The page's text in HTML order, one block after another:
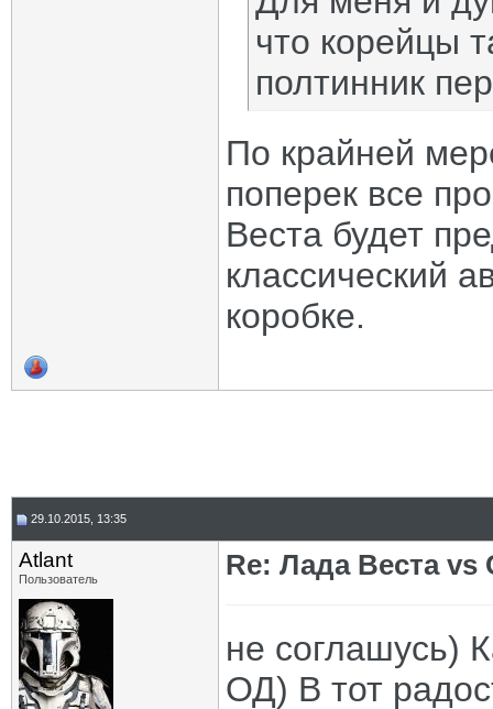
что корейцы
полтинник
По крайней
поперек все
Веста будет
классический
коробке.
29.10.2015, 13:35
Atlant
Пользователь Re: Лада Веста vs
не соглашусь)
ОД) В тот